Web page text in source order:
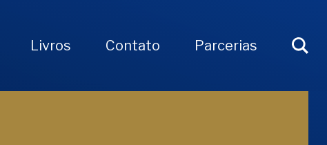
Livros Contato Parcerias